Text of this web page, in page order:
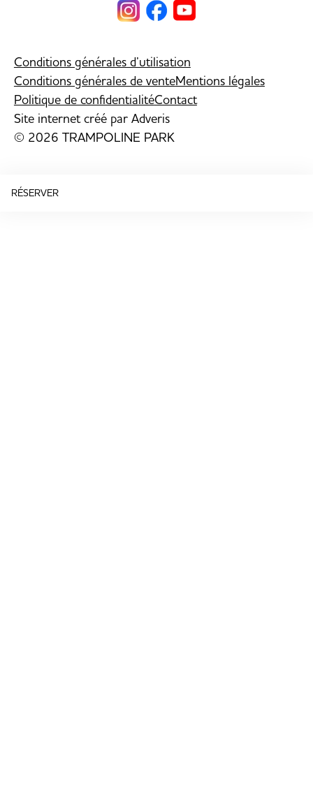
Conditions générales d’utilisation
Conditions générales de venteMentions légales
Politique de confidentialitéContact
Site internet créé par Adveris
© 2026 TRAMPOLINE PARK
RÉSERVER